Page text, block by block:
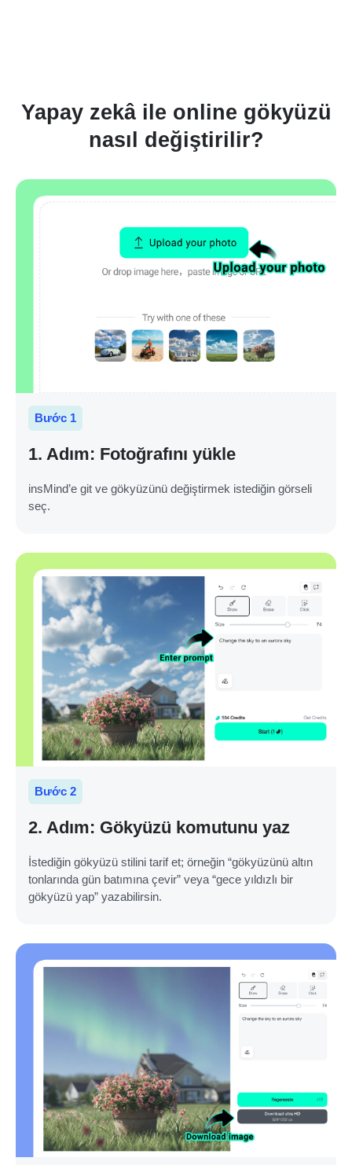
Yapay zekâ ile online gökyüzü
nasıl değiştirilir?
Bước 1
1. Adım: Fotoğrafını yükle
insMind’e git ve gökyüzünü değiştirmek istediğin görseli
seç.
Bước 2
2. Adım: Gökyüzü komutunu yaz
İstediğin gökyüzü stilini tarif et; örneğin “gökyüzünü altın
tonlarında gün batımına çevir” veya “gece yıldızlı bir
gökyüzü yap” yazabilirsin.